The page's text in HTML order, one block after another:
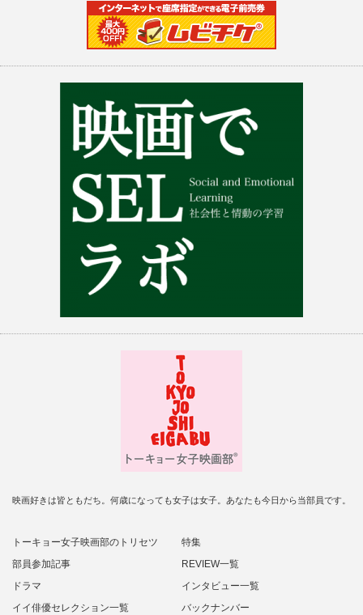
映画好きは皆ともだち。何歳になっても女子は女子。あなたも今日から当部員です。
トーキョー女子映画部のトリセツ
特集
部員参加記事
REVIEW一覧
ドラマ
インタビュー一覧
イイ俳優セレクション一覧
バックナンバー